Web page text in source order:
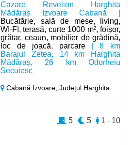
Cazare Revelion Harghita
Mădăraș Izvoare Cabană |
Bucătărie, sală de mese, living,
WI-FI, terasă, curte 1000 m², foișor,
grătar, ceaun, mobilier de grădină,
loc de joacă, parcare| 8 km
Barajul Zetea, 14 km Harghita
Mădăraș, 26 km Odorheiu
Secuiesc
Cabană Izvoare,Județul Harghita
1 - 10
5
5